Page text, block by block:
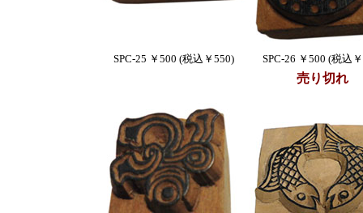
SPC-25 ￥500 (税込￥550) SPC-26 ￥500 (税込
売り切れ